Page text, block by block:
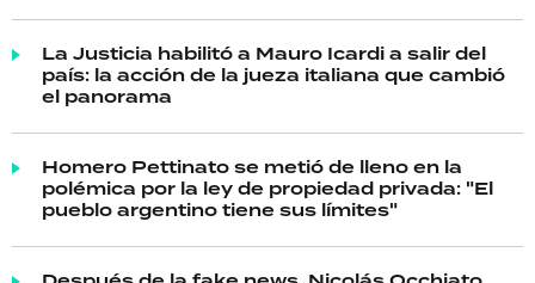
La Justicia habilitó a Mauro Icardi a salir del
país: la acción de la jueza italiana que cambió
el panorama
Homero Pettinato se metió de lleno en la
polémica por la ley de propiedad privada: "El
pueblo argentino tiene sus límites"